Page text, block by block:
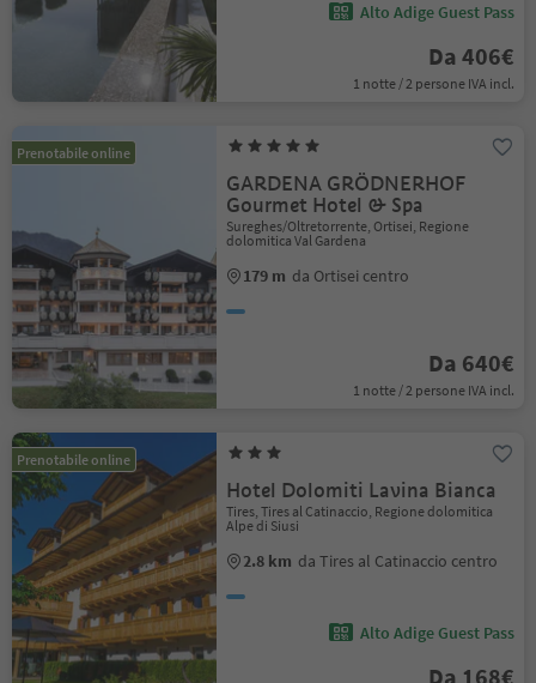
Alto Adige Guest Pass
Da 406€
1 notte / 2 persone IVA incl.
Prenotabile online
GARDENA GRÖDNERHOF
Gourmet Hotel & Spa
Sureghes/Oltretorrente, Ortisei, Regione
dolomitica Val Gardena
179 m da Ortisei centro
Da 640€
1 notte / 2 persone IVA incl.
Prenotabile online
Hotel Dolomiti Lavina Bianca
Tires, Tires al Catinaccio, Regione dolomitica
Alpe di Siusi
2.8 km da Tires al Catinaccio centro
Alto Adige Guest Pass
Da 168€